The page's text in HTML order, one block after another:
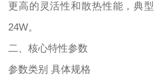
更高的灵活性和散热性能，典
24W。
二、核心特性参数
参数类别 具体规格